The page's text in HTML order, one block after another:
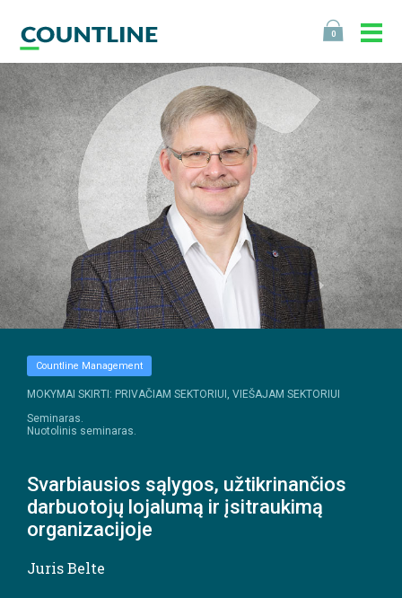
0
Countline Management
MOKYMAI SKIRTI: PRIVAČIAM SEKTORIUI, VIEŠAJAM SEKTORIUI
Seminaras.
Nuotolinis seminaras.
Svarbiausios sąlygos, užtikrinančios
darbuotojų lojalumą ir įsitraukimą
organizacijoje
Juris Belte